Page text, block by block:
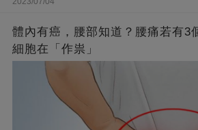
體內有癌，腰部知道？腰痛若有3
細胞在「作祟」